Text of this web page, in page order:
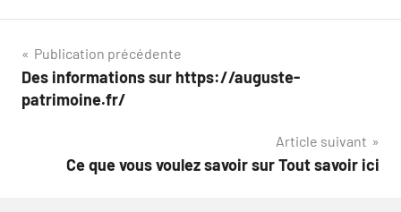
Navigation
de
Publication précédente
Des informations sur https://auguste-
patrimoine.fr/
Article suivant
Ce que vous voulez savoir sur Tout savoir ici